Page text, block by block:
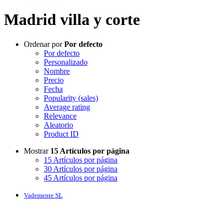
Madrid villa y corte
Ordenar porPor defecto
Por defecto
Personalizado
Nombre
Precio
Fecha
Popularity (sales)
Average rating
Relevance
Aleatorio
Product ID
Mostrar 15 Artículos por página
15 Artículos por página
30 Artículos por página
45 Artículos por página
Vademente SL